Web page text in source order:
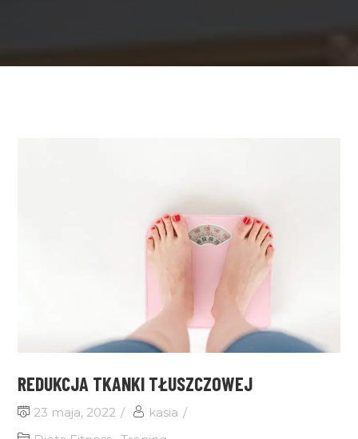
REDUKCJA TKANKI TŁUSZCZOWEJ
23 maja, 2022
kasia